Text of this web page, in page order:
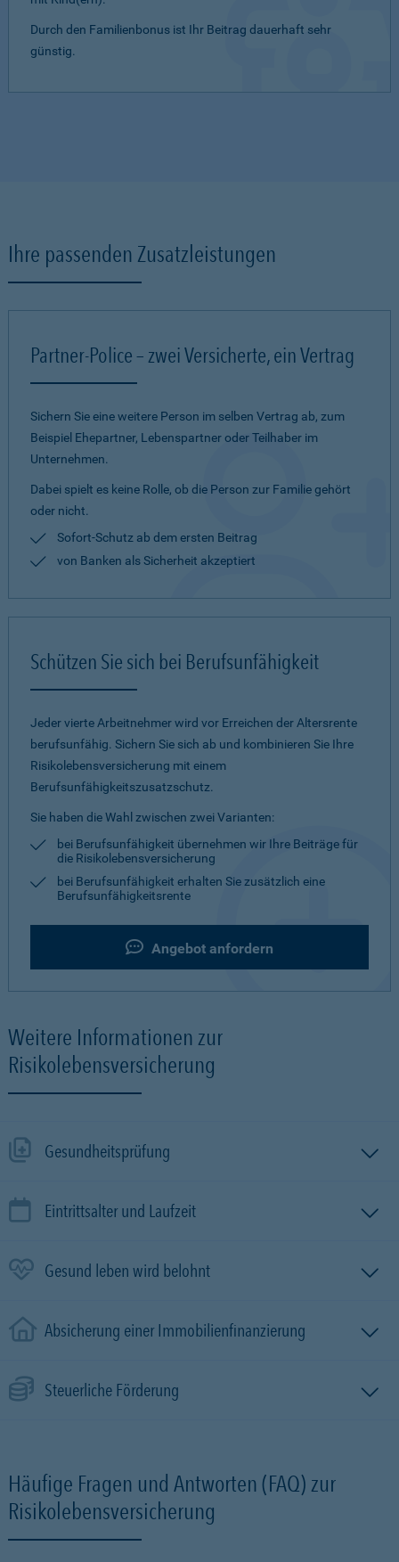
Durch den Familienbonus ist Ihr Beitrag dauerhaft sehr
günstig.
Ihre passenden Zusatzleistungen
Partner-Police – zwei Versicherte, ein Vertrag
Sichern Sie eine weitere Person im selben Vertrag ab, zum
Beispiel Ehepartner, Lebenspartner oder Teilhaber im
Unternehmen.
Dabei spielt es keine Rolle, ob die Person zur Familie gehört
oder nicht.
Sofort-Schutz ab dem ersten Beitrag
von Banken als Sicherheit akzeptiert
Schützen Sie sich bei Berufsunfähigkeit
Jeder vierte Arbeitnehmer wird vor Erreichen der Altersrente
berufsunfähig. Sichern Sie sich ab und kombinieren Sie Ihre
Risikolebensversicherung mit einem
Berufsunfähigkeitszusatzschutz.
Sie haben die Wahl zwischen zwei Varianten:
bei Berufsunfähigkeit übernehmen wir Ihre Beiträge für
die Risikolebensversicherung
bei Berufsunfähigkeit erhalten Sie zusätzlich eine
Berufsunfähigkeitsrente
Angebot anfordern
Weitere Informationen zur
Risikolebensversicherung
Gesundheitsprüfung
Eintrittsalter und Laufzeit
Gesund leben wird belohnt
Absicherung einer Immobilien­finanzierung
Steuerliche Förderung
Häufige Fragen und Antworten (FAQ) zur
Risikolebensversicherung